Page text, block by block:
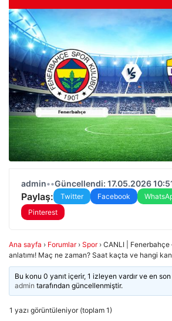
admin••Güncellendi: 17.05.2026
Paylaş: Twitter Facebook
Pinterest
Ana sayfa › Forumlar › Spor › CANLI | Fenerbahçe
anlatımı! Maç ne zaman? Saat kaçta ve hangi
Bu konu 0 yanıt içerir, 1 izleyen vardır ve en son
admin tarafından güncellenmiştir.
1 yazı görüntüleniyor (toplam 1)